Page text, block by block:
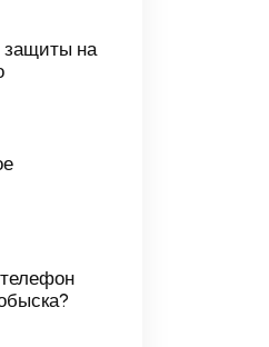
защиты на